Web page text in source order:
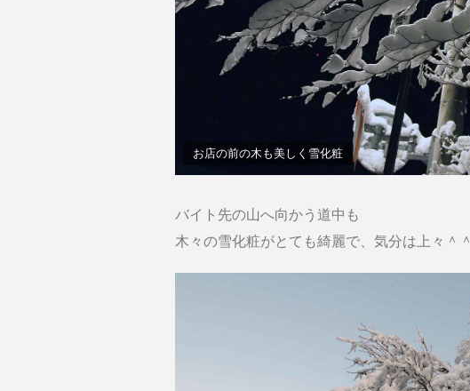
お店の前の木も美しく雪化粧
バイト先の山へ向かう道中も
木々の雪化粧がとても綺麗で、気分は上々＾＾